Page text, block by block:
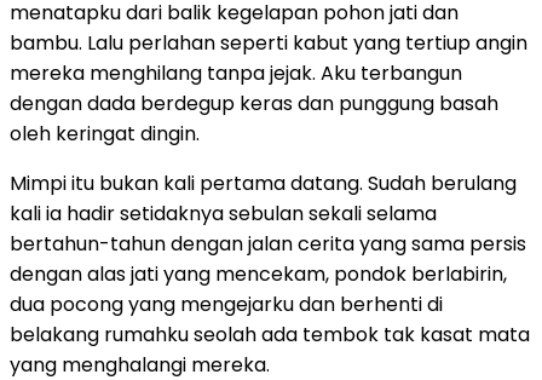
menatapku dari balik kegelapan pohon jati dan
bambu. Lalu perlahan seperti kabut yang tertiup angin
mereka menghilang tanpa jejak. Aku terbangun
dengan dada berdegup keras dan punggung basah
oleh keringat dingin.
Mimpi itu bukan kali pertama datang. Sudah berulang
kali ia hadir setidaknya sebulan sekali selama
bertahun-tahun dengan jalan cerita yang sama persis
dengan alas jati yang mencekam, pondok berlabirin,
dua pocong yang mengejarku dan berhenti di
belakang rumahku seolah ada tembok tak kasat mata
yang menghalangi mereka.